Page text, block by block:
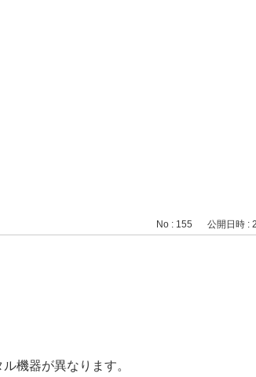
No : 155 公開日時 :
機器が異なります。